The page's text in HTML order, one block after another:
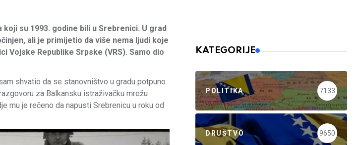
su 1993. godine bili u Srebrenici. U grad
ali je primijetio da više nema ljudi koje
Republike Srpske (VRS). Samo dio
shvatio da se stanovništvo u gradu potpuno
za Balkansku istraživačku mrežu
mu je rečeno da napusti Srebrenicu u roku od
KATEGORIJE
POLITIKA 7133
DRUŠTVO 9650